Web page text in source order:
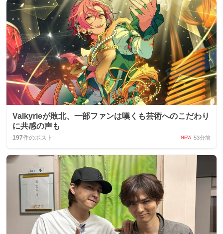
Valkyrieが敗北、一部ファンは嘆くも芸術へのこだわり
に共感の声も
197件のポスト NEW 53分前